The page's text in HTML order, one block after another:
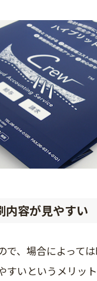
内容が見やすい
、場合によって
すいというメリッ